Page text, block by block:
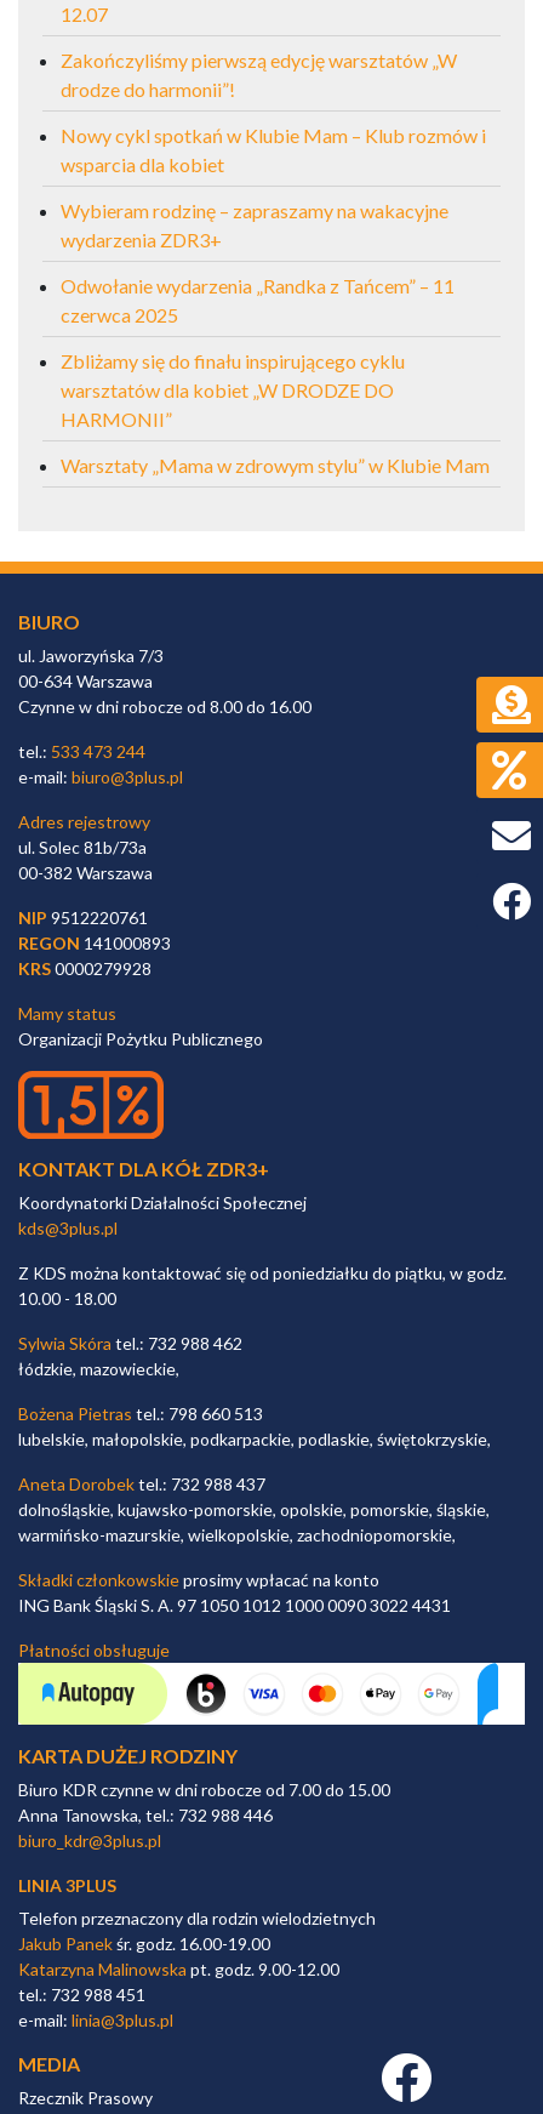
12.07
Zakończyliśmy pierwszą edycję warsztatów „W
drodze do harmonii”!
Nowy cykl spotkań w Klubie Mam – Klub rozmów i
wsparcia dla kobiet
Wybieram rodzinę – zapraszamy na wakacyjne
wydarzenia ZDR3+
Odwołanie wydarzenia „Randka z Tańcem” – 11
czerwca 2025
Zbliżamy się do finału inspirującego cyklu
warsztatów dla kobiet „W DRODZE DO
HARMONII”
Warsztaty „Mama w zdrowym stylu” w Klubie Mam
BIURO
ul. Jaworzyńska 7/3
00-634 Warszawa
Czynne w dni robocze od 8.00 do 16.00
tel.: 533 473 244
e-mail: biuro@3plus.pl
Adres rejestrowy
ul. Solec 81b/73a
00-382 Warszawa
NIP 9512220761
REGON 141000893
KRS0000279928
Mamy status
Organizacji Pożytku Publicznego
KONTAKT DLA KÓŁ ZDR3+
Koordynatorki Działalności Społecznej
kds@3plus.pl
Z KDS można kontaktować się od poniedziałku do piątku, w godz.
10.00 - 18.00
Sylwia Skóra tel.: 732 988 462
łódzkie, mazowieckie,
Bożena Pietras tel.: 798 660 513
lubelskie, małopolskie, podkarpackie, podlaskie, świętokrzyskie,
Aneta Dorobektel.: 732 988 437
dolnośląskie, kujawsko-pomorskie, opolskie, pomorskie, śląskie,
warmińsko-mazurskie, wielkopolskie, zachodniopomorskie,
Składki członkowskieprosimy wpłacać na konto
ING Bank Śląski S. A. 97 1050 1012 1000 0090 3022 4431
Płatności obsługuje
KARTA DUŻEJ RODZINY
Biuro KDR czynne w dni robocze od 7.00 do 15.00
Anna Tanowska, tel.: 732 988 446
biuro_kdr@3plus.pl
LINIA 3PLUS
Telefon przeznaczony dla rodzin wielodzietnych
Jakub Panekśr. godz. 16.00-19.00
Katarzyna Malinowska pt. godz. 9.00-12.00
tel.: 732 988 451
e-mail: linia@3plus.pl
MEDIA
Rzecznik Prasowy
Facebook link